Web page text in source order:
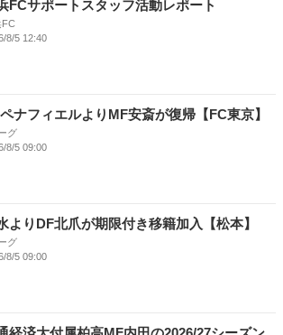
FCサポートスタッフ活動レポート
FC
8/5 12:40
ナフィエルよりMF安斎が復帰【FC東京】
グ
8/5 09:00
よりDF北爪が期限付き移籍加入【松本】
グ
8/5 09:00